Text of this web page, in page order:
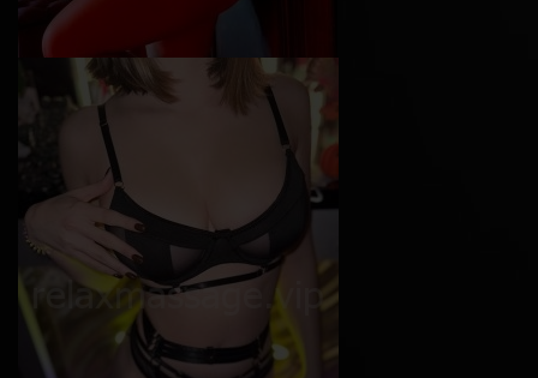
Возраст
25
Рост
170 см
Вес
62 кг
2-й